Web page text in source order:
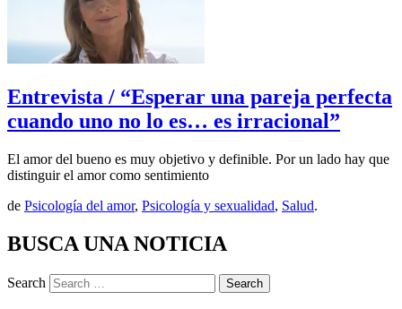
Entrevista / “Esperar una pareja perfecta
cuando uno no lo es… es irracional”
El amor del bueno es muy objetivo y definible. Por un lado hay que
distinguir el amor como sentimiento
de Psicología del amor, Psicología y sexualidad, Salud.
BUSCA UNA NOTICIA
Search